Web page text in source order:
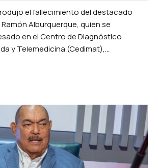
el fallecimiento del destacado
Alburquerque, quien se
en el Centro de Diagnóstico
y Telemedicina (Cedimat),...